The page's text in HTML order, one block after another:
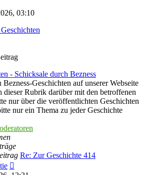
03:10
- Schicksale durch Bezness
Geschichten auf unserer Webseite
dieser Rubrik darüber mit den betroffenen
nur über die veröffentlichten Geschichten
nur ein Thema zu jeder Geschichte
Re: Zur Geschichte 414
Beitrag